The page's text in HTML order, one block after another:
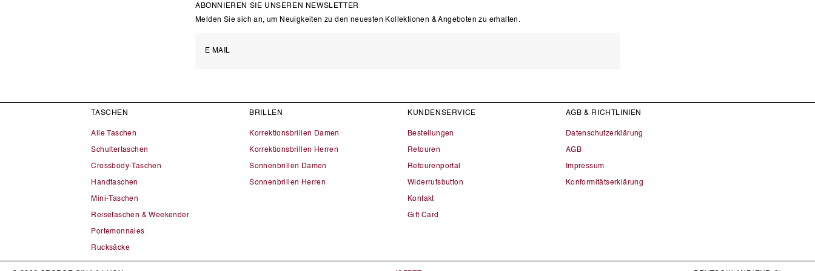
ABONNIEREN SIE UNSEREN NEWSLETTER
Melden Sie sich an, um Neuigkeiten zu den neuesten Kollektionen & Angeboten zu erhalten.
TASCHEN
Alle Taschen
Schultertaschen
Crossbody-Taschen
Handtaschen
Mini-Taschen
Reisetaschen & Weekender
Portemonnaies
Rucksäcke
BRILLEN
Korrektionsbrillen Damen
Korrektionsbrillen Herren
Sonnenbrillen Damen
Sonnenbrillen Herren
KUNDENSERVICE
Bestellungen
Retouren
Retourenportal
Widerrufsbutton
Kontakt
Gift Card
AGB & RICHTLINIEN
Datenschutzerklärung
AGB
Impressum
Konformitätserklärung